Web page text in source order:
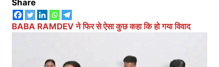
Share
BABA RAMDEV ने फिर से ऐसा कुछ कहा कि हो गया विवाद